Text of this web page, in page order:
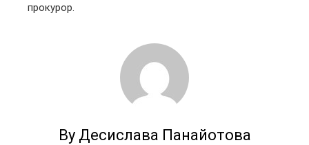
прокурор.
By Десислава Панайотова